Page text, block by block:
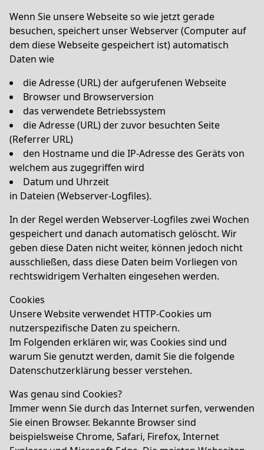
Wenn Sie unsere Webseite so wie jetzt gerade
besuchen, speichert unser Webserver (Computer auf
dem diese Webseite gespeichert ist) automatisch
Daten wie
die Adresse (URL) der aufgerufenen Webseite
Browser und Browserversion
das verwendete Betriebssystem
die Adresse (URL) der zuvor besuchten Seite
(Referrer URL)
den Hostname und die IP-Adresse des Geräts von
welchem aus zugegriffen wird
Datum und Uhrzeit
in Dateien (Webserver-Logfiles).
In der Regel werden Webserver-Logfiles zwei Wochen
gespeichert und danach automatisch gelöscht. Wir
geben diese Daten nicht weiter, können jedoch nicht
ausschließen, dass diese Daten beim Vorliegen von
rechtswidrigem Verhalten eingesehen werden.
Cookies
Unsere Website verwendet HTTP-Cookies um
nutzerspezifische Daten zu speichern.
Im Folgenden erklären wir, was Cookies sind und
warum Sie genutzt werden, damit Sie die folgende
Datenschutzerklärung besser verstehen.
Was genau sind Cookies?
Immer wenn Sie durch das Internet surfen, verwenden
Sie einen Browser. Bekannte Browser sind
beispielsweise Chrome, Safari, Firefox, Internet